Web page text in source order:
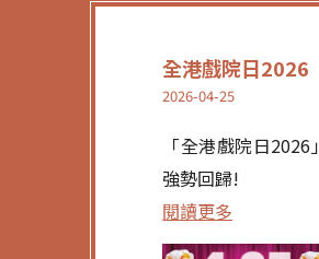
全港戲院日2026
2026-04-25
「全港戲院日2026」
強勢回歸!
閱讀更多